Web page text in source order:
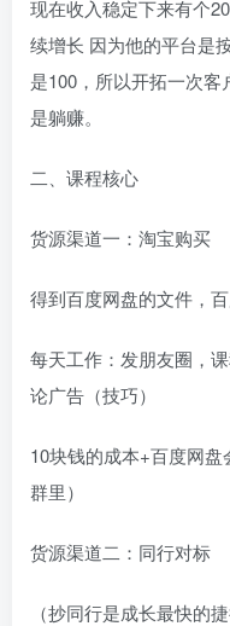
现在收入稳定下来有个
续增长 因为他的平台是
是100，所以开拓一次
是躺赚。
二、课程核心
货源渠道一：淘宝购买
得到百度网盘的文件，
每天工作：发朋友圈，
论广告（技巧）
10块钱的成本+百度网
群里）
货源渠道二：同行对标
（抄同行是成长最快的